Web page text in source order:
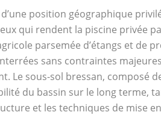
position géographique
qui rendent la piscine privée
parsemée d’étangs et
sans contraintes
Le sous-sol bressan, composé
du bassin sur le long terme,
et les techniques de mise